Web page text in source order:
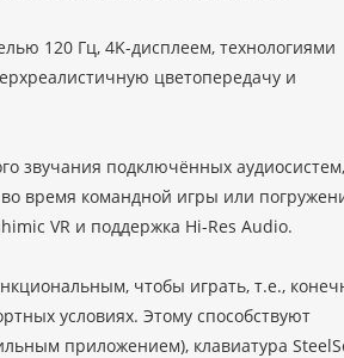
120 Гц, 4K-дисплеем, технологиями
цветопередачу и
звучания подключённых
время командной игры или
VR и поддержка Hi-Res Audio.
чтобы играть, т.е.,
условиях. Этому способствуют
приложением), клавиатура